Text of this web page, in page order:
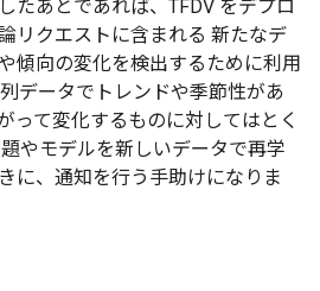
たあとであれば、TFDV をデプロ
リクエストに含まれる 新たなデ
傾向の変化を検出するために利用
データでトレンドや季節性があ
って変化するものに対してはとく
やモデルを新しいデータで再学
に、通知を行う手助けになりま